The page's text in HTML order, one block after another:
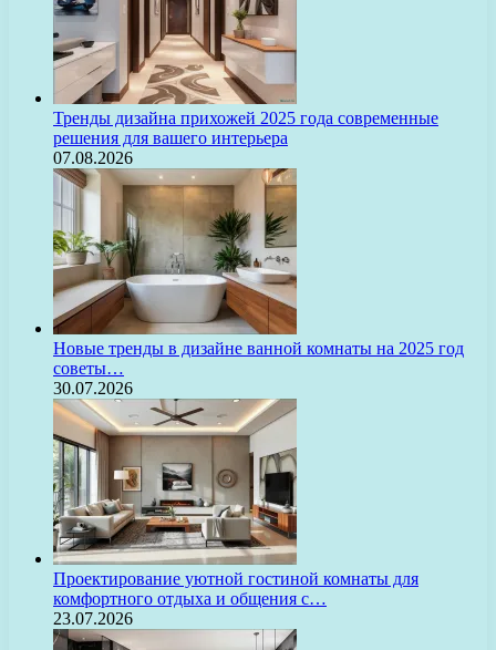
Тренды дизайна прихожей 2025 года современные
решения для вашего интерьера
07.08.2026
Новые тренды в дизайне ванной комнаты на 2025 год
советы…
30.07.2026
Проектирование уютной гостиной комнаты для
комфортного отдыха и общения с…
23.07.2026